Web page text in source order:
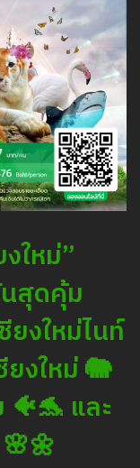
ใหม่”
สุดคุ้ม
ยงใหม่ไนท์
งใหม่ 🐘
🐠🐬 และ